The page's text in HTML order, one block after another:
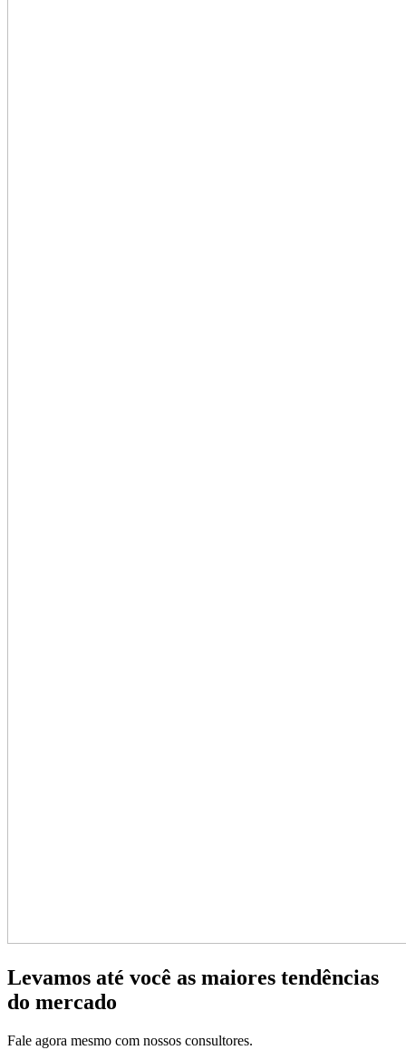
Levamos até você as maiores tendências
do mercado
Fale agora mesmo com nossos consultores.